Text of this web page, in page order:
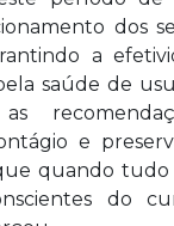
dos
a
saúde de
e
quando tudo
do